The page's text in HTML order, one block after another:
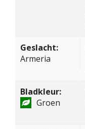
Geslacht:
Armeria
Bladkleur:
Groen